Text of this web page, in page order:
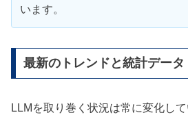
います。
最新のトレンドと統計データ
LLMを取り巻く状況は常に変化し